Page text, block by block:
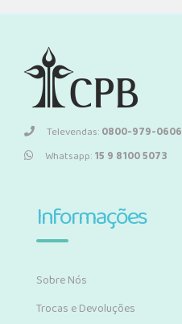
Televendas:0800-979-0606
Whatsapp:15 9 8100 5073
Informações
Sobre Nós
Trocas e Devoluções